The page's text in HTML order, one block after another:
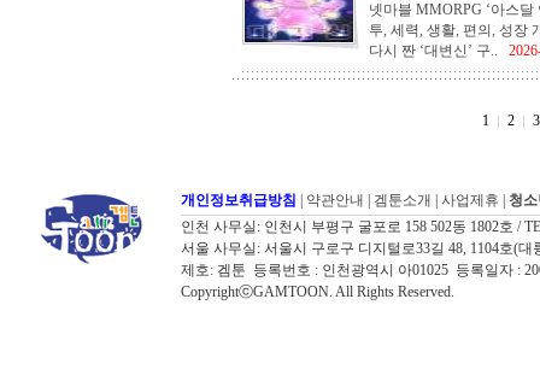
넷마블 MMORPG ‘아스달
투, 세력, 생활, 편의, 성장
다시 짠 ‘대변신’ 구..
1 2 3
개인정보취급방침 약관안내 겜툰소개 사업제휴
청
인천 사무실: 인천시 부평구 굴포로 158 502동 1802호 /
서울 사무실: 서울시 구로구 디지털로33길 48, 1104호(대
제호: 겜툰 등록번호 : 인천광역시 아01025 등록일자 :
CopyrightⓒGAMTOON. All Rights Reserved.